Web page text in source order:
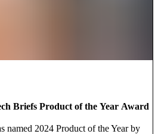
Briefs Product of the Year Award
named 2024 Product of the Year by